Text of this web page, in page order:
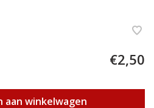
€2,50
aan winkelwagen